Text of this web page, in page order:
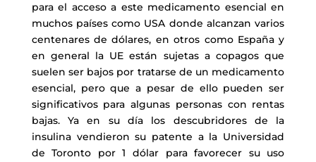
para el acceso a este medicamento esencial en
muchos países como USA donde alcanzan varios
centenares de dólares, en otros como España y
en general la UE están sujetas a copagos que
suelen ser bajos por tratarse de un medicamento
esencial, pero que a pesar de ello pueden ser
significativos para algunas personas con rentas
bajas. Ya en su día los descubridores de la
insulina vendieron su patente a la Universidad
de Toronto por 1 dólar para favorecer su uso